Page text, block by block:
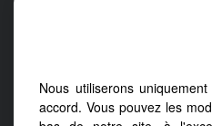
Baillargues (34670)
Montpellier (34070)
Nous utiliserons
accord. Vous pouvez les